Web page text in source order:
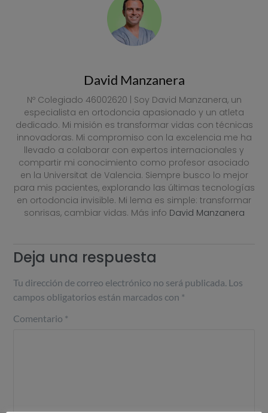
David Manzanera
Nº Colegiado 46002620 | Soy David Manzanera, un
especialista en ortodoncia apasionado y un atleta
dedicado. Mi misión es transformar vidas con técnicas
innovadoras. Mi compromiso con la excelencia me ha
llevado a colaborar con expertos internacionales y
compartir mi conocimiento como profesor asociado
en la Universitat de Valencia. Siempre busco lo mejor
para mis pacientes, explorando las últimas tecnologías
en ortodoncia invisible. Mi lema es simple: transformar
sonrisas, cambiar vidas. Más info David Manzanera
Deja una respuesta
Tu dirección de correo electrónico no será publicada. Los
campos obligatorios están marcados con *
Comentario *